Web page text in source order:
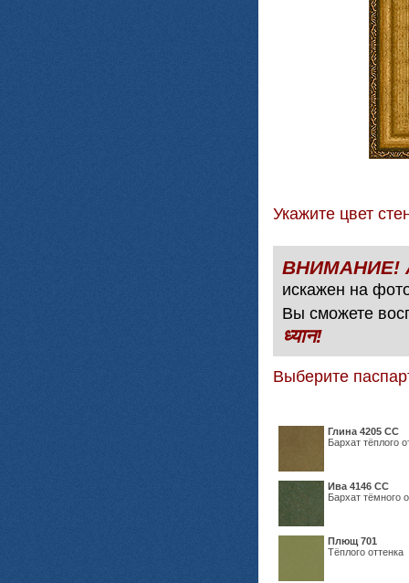
Укажите цвет
искажен на
Вы сможете
ध्यान!
Выберите
Глина 4205 СС
Бархат тёплого
Ива 4146 СС
Бархат тёмного
Плющ 701
Тёплого оттенка